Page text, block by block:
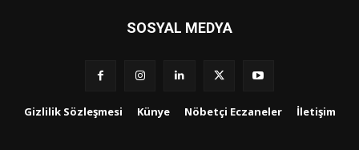
SOSYAL MEDYA
Gizlilik Sözleşmesi Künye Nöbetçi Eczaneler İletişim